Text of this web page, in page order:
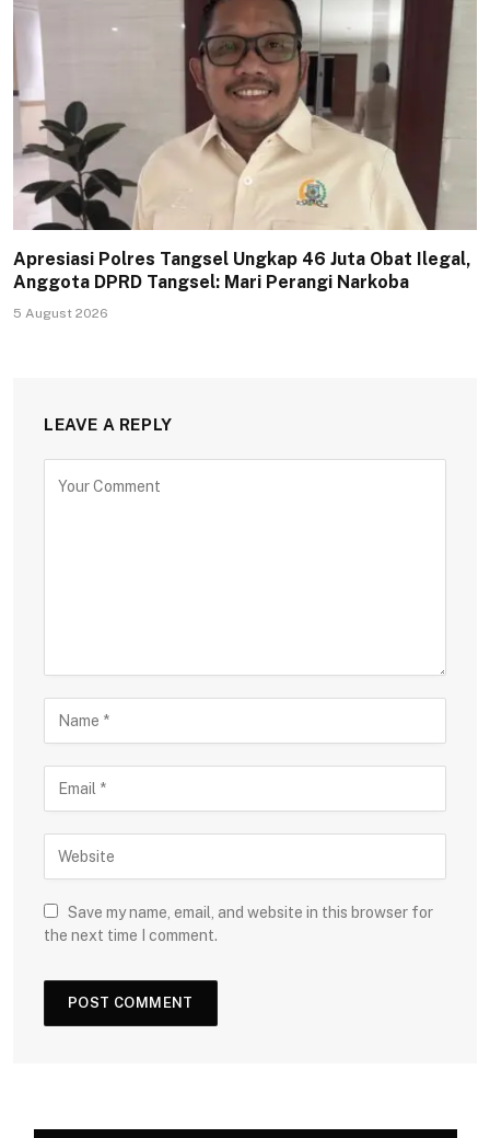
Apresiasi Polres Tangsel Ungkap 46 Juta Obat Ilegal,
Anggota DPRD Tangsel: Mari Perangi Narkoba
5 August 2026
LEAVE A REPLY
Save my name, email, and website in this browser for
the next time I comment.